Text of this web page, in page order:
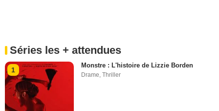
Séries les + attendues
1
Monstre : L'histoire de Lizzie Borden
Drame,Thriller